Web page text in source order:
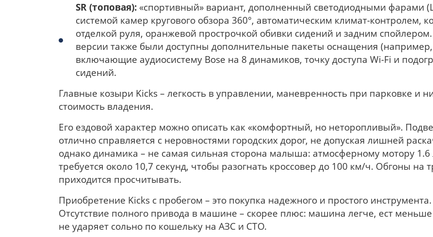
SR (топовая): «спортивный» вариант, дополненный светодиодными фарами
системой камер кругового обзора 360°, автоматическим климат-контролем,
отделкой руля, оранжевой прострочкой обивки сидений и задним
версии также были доступны дополнительные пакеты оснащения
включающие аудиосистему Bose на 8 динамиков, точку доступа Wi-Fi и
сидений.
Главные козыри Kicks – легкость в управлении, маневренность при парковке и
стоимость владения.
Его ездовой характер можно описать как «комфортный, но неторопливый».
отлично справляется с неровностями городских дорог, не допуская лишней
однако динамика – не самая сильная сторона малыша: атмосферному мотору 1.6
требуется около 10,7 секунд, чтобы разогнать кроссовер до 100 км/ч. Обгоны на
приходится просчитывать.
Приобретение Kicks с пробегом – это покупка надежного и простого инструмента.
Отсутствие полного привода в машине – скорее плюс: машина легче, ест
не ударяет сольно по кошельку на АЗС и СТО.